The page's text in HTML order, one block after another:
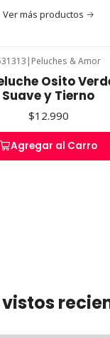
Ver más productos
| Peluches & Amor
Osito
Suave y Tierno
$12.990
Agregar al Carro